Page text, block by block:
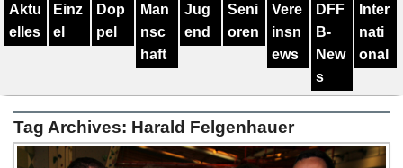
Geschichte
Training
Spieler
Aktu
elles
Einz
el
Dop
pel
Man
nsc
haft
Jug
end
Seni
oren
Vere
insn
ews
DFF
B-
New
s
Inter
nati
onal
Tag Archives: Harald Felgenhauer